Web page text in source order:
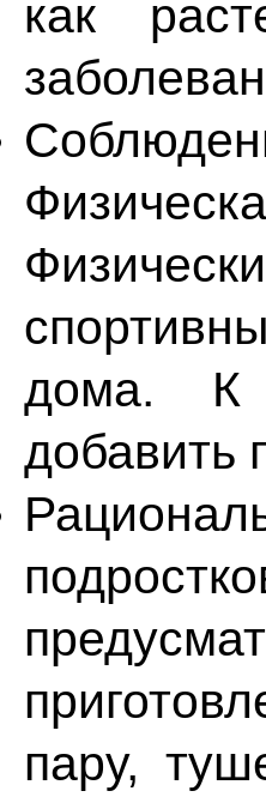
как
дома. К
добавить
пару,